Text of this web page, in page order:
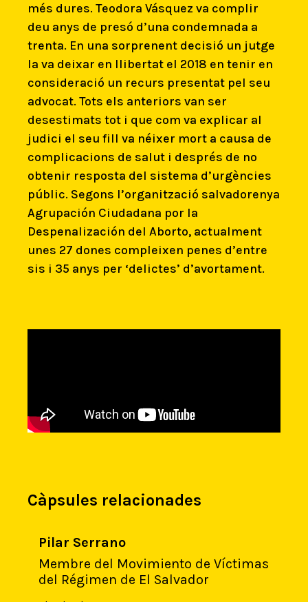
més dures. Teodora Vásquez va complir
deu anys de presó d’una condemnada a
trenta. En una sorprenent decisió un jutge
la va deixar en llibertat el 2018 en tenir en
consideració un recurs presentat pel seu
advocat. Tots els anteriors van ser
desestimats tot i que com va explicar al
judici el seu fill va néixer mort a causa de
complicacions de salut i després de no
obtenir resposta del sistema d’urgències
públic. Segons l’organització salvadorenya
Agrupación Ciudadana por la
Despenalización del Aborto, actualment
unes 27 dones compleixen penes d’entre
sis i 35 anys per ‘delictes’ d’avortament.
Càpsules relacionades
Pilar Serrano
Membre del Movimiento de Víctimas
del Régimen de El Salvador